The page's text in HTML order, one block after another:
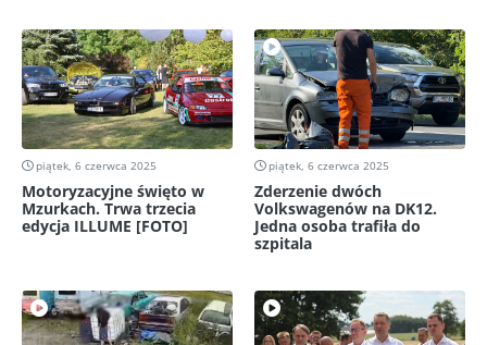
piątek, 6 czerwca 2025
Motoryzacyjne święto w
Mzurkach. Trwa trzecia
edycja ILLUME [FOTO]
piątek, 6 czerwca 2025
Zderzenie dwóch
Volkswagenów na DK12.
Jedna osoba trafiła do
szpitala